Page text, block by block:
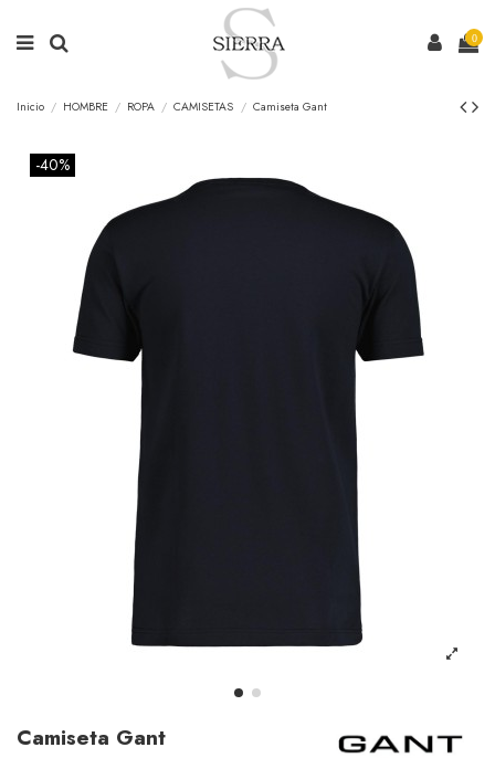
0
Inicio HOMBRE ROPA CAMISETAS Camiseta Gant
-40%
Camiseta Gant